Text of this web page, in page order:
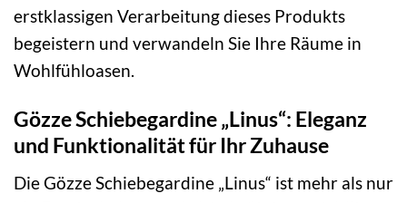
erstklassigen Verarbeitung dieses Produkts
begeistern und verwandeln Sie Ihre Räume in
Wohlfühloasen.
Gözze Schiebegardine „Linus“: Eleganz
und Funktionalität für Ihr Zuhause
Die Gözze Schiebegardine „Linus“ ist mehr als nur